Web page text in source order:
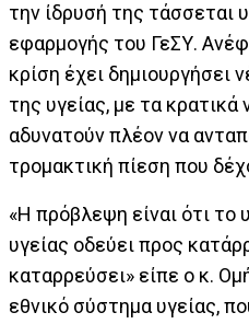
την ίδρυσή της τάσσεται
εφαρμογής του ΓεΣΥ.
κρίση έχει δημιουργήσει
της υγείας, με τα κρατικά
αδυνατούν πλέον να
τρομακτική πίεση που
«Η πρόβλεψη είναι ότι
υγείας οδεύει προς
καταρρεύσει» είπε ο κ.
εθνικό σύστημα υγείας,